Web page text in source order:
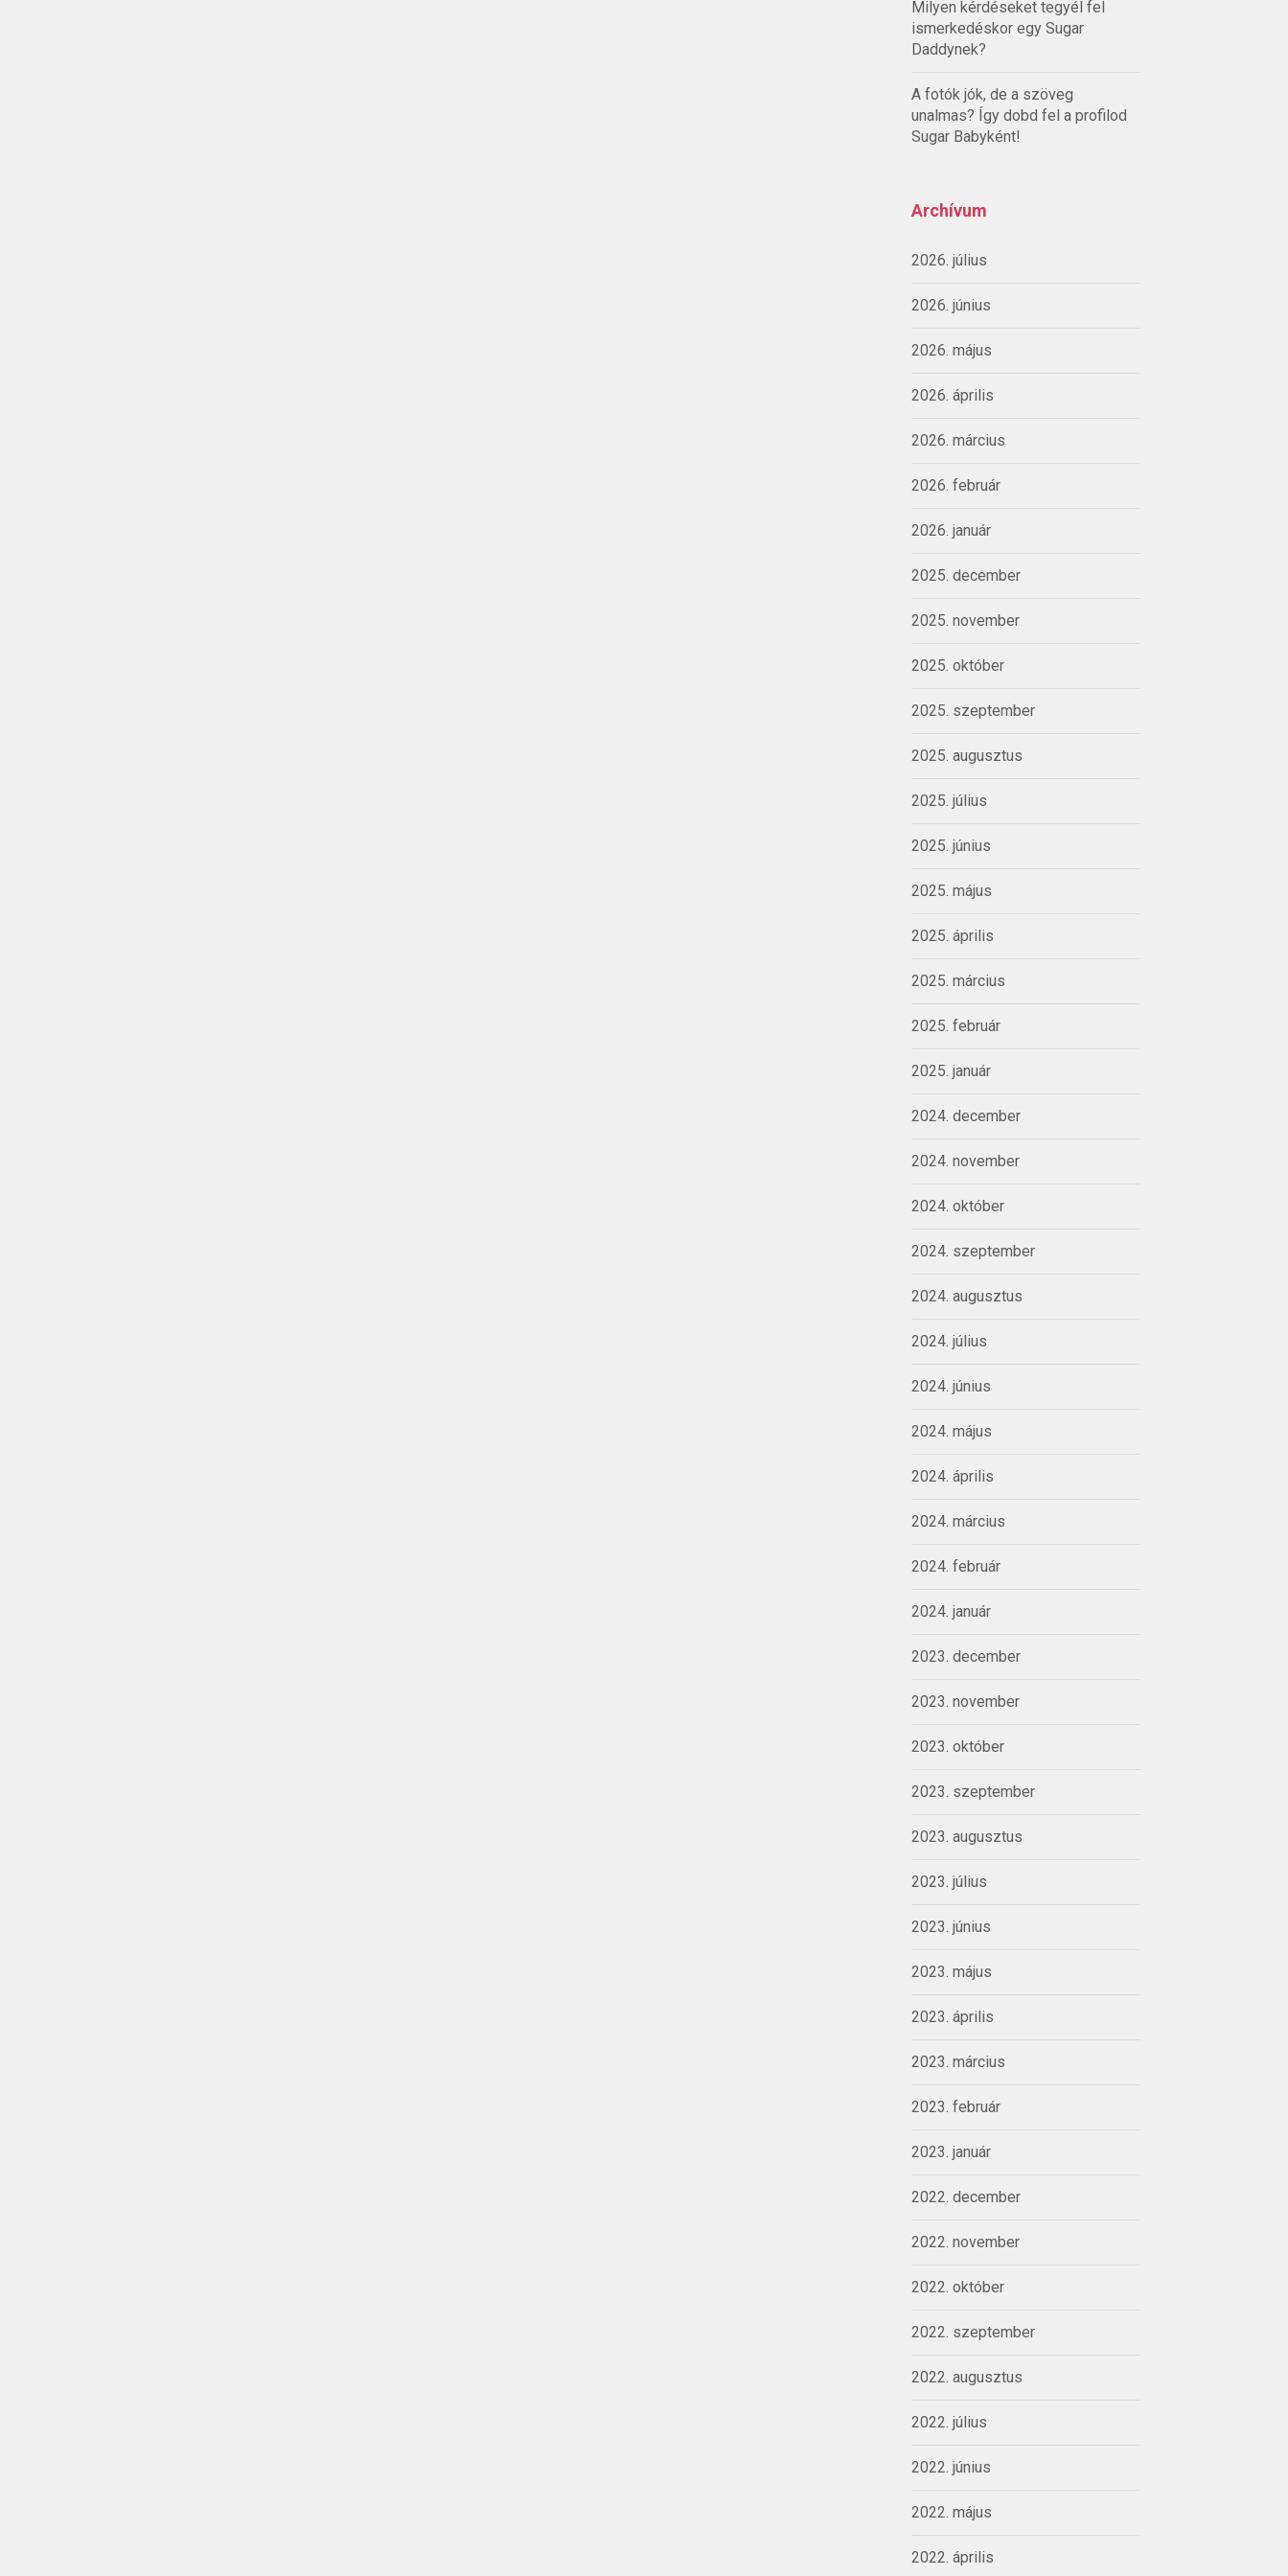
Milyen kérdéseket tegyél fel
ismerkedéskor egy Sugar
Daddynek?
A fotók jók, de a szöveg
unalmas? Így dobd fel a profilod
Sugar Babyként!
Archívum
2026. július
2026. június
2026. május
2026. április
2026. március
2026. február
2026. január
2025. december
2025. november
2025. október
2025. szeptember
2025. augusztus
2025. július
2025. június
2025. május
2025. április
2025. március
2025. február
2025. január
2024. december
2024. november
2024. október
2024. szeptember
2024. augusztus
2024. július
2024. június
2024. május
2024. április
2024. március
2024. február
2024. január
2023. december
2023. november
2023. október
2023. szeptember
2023. augusztus
2023. július
2023. június
2023. május
2023. április
2023. március
2023. február
2023. január
2022. december
2022. november
2022. október
2022. szeptember
2022. augusztus
2022. július
2022. június
2022. május
2022. április